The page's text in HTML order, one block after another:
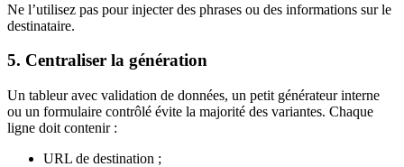
Ne l’utilisez pas pour injecter des phrases ou des informations sur le
destinataire.
5. Centraliser la génération
Un tableur avec validation de données, un petit générateur interne
ou un formulaire contrôlé évite la majorité des variantes. Chaque
ligne doit contenir :
URL de destination ;